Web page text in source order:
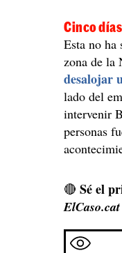
Cinco
Esta no ha
zona de la
desalojar
lado del
intervenir
personas
🔴Sé el
ElCaso.cat